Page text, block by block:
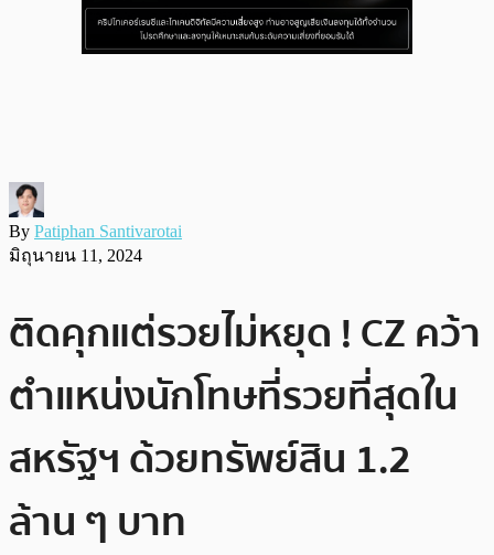
By Patiphan Santivarotai
มิถุนายน 11, 2024
ติดคุกแต่รวยไม่หยุด ! CZ คว้า
ตำแหน่งนักโทษที่รวยที่สุดใน
สหรัฐฯ ด้วยทรัพย์สิน 1.2
ล้าน ๆ บาท